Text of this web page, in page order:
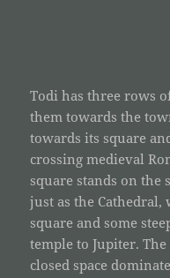
Todi has three rows
them towards the
towards its square
crossing medieval
square stands on the
just as the Cathedral,
square and some
temple to Jupiter.
closed space